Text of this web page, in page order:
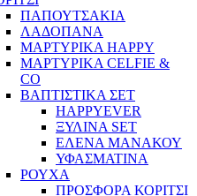
ΠΑΠΟΥΤΣΑΚΙΑ
ΛΑΔΟΠΑΝΑ
ΜΑΡΤΥΡΙΚΑ HAPPY
ΜΑΡΤΥΡΙΚΑ CELFIE &
CO
ΒΑΠΤΙΣΤΙΚΑ ΣΕΤ
HAPPYEVER
ΞΥΛΙΝΑ SET
ΕΛΕΝΑ ΜΑΝΑΚΟΥ
ΥΦΑΣΜΑΤΙΝΑ
ΡΟΥΧΑ
ΠΡΟΣΦΟΡΑ ΚΟΡΙΤΣΙ